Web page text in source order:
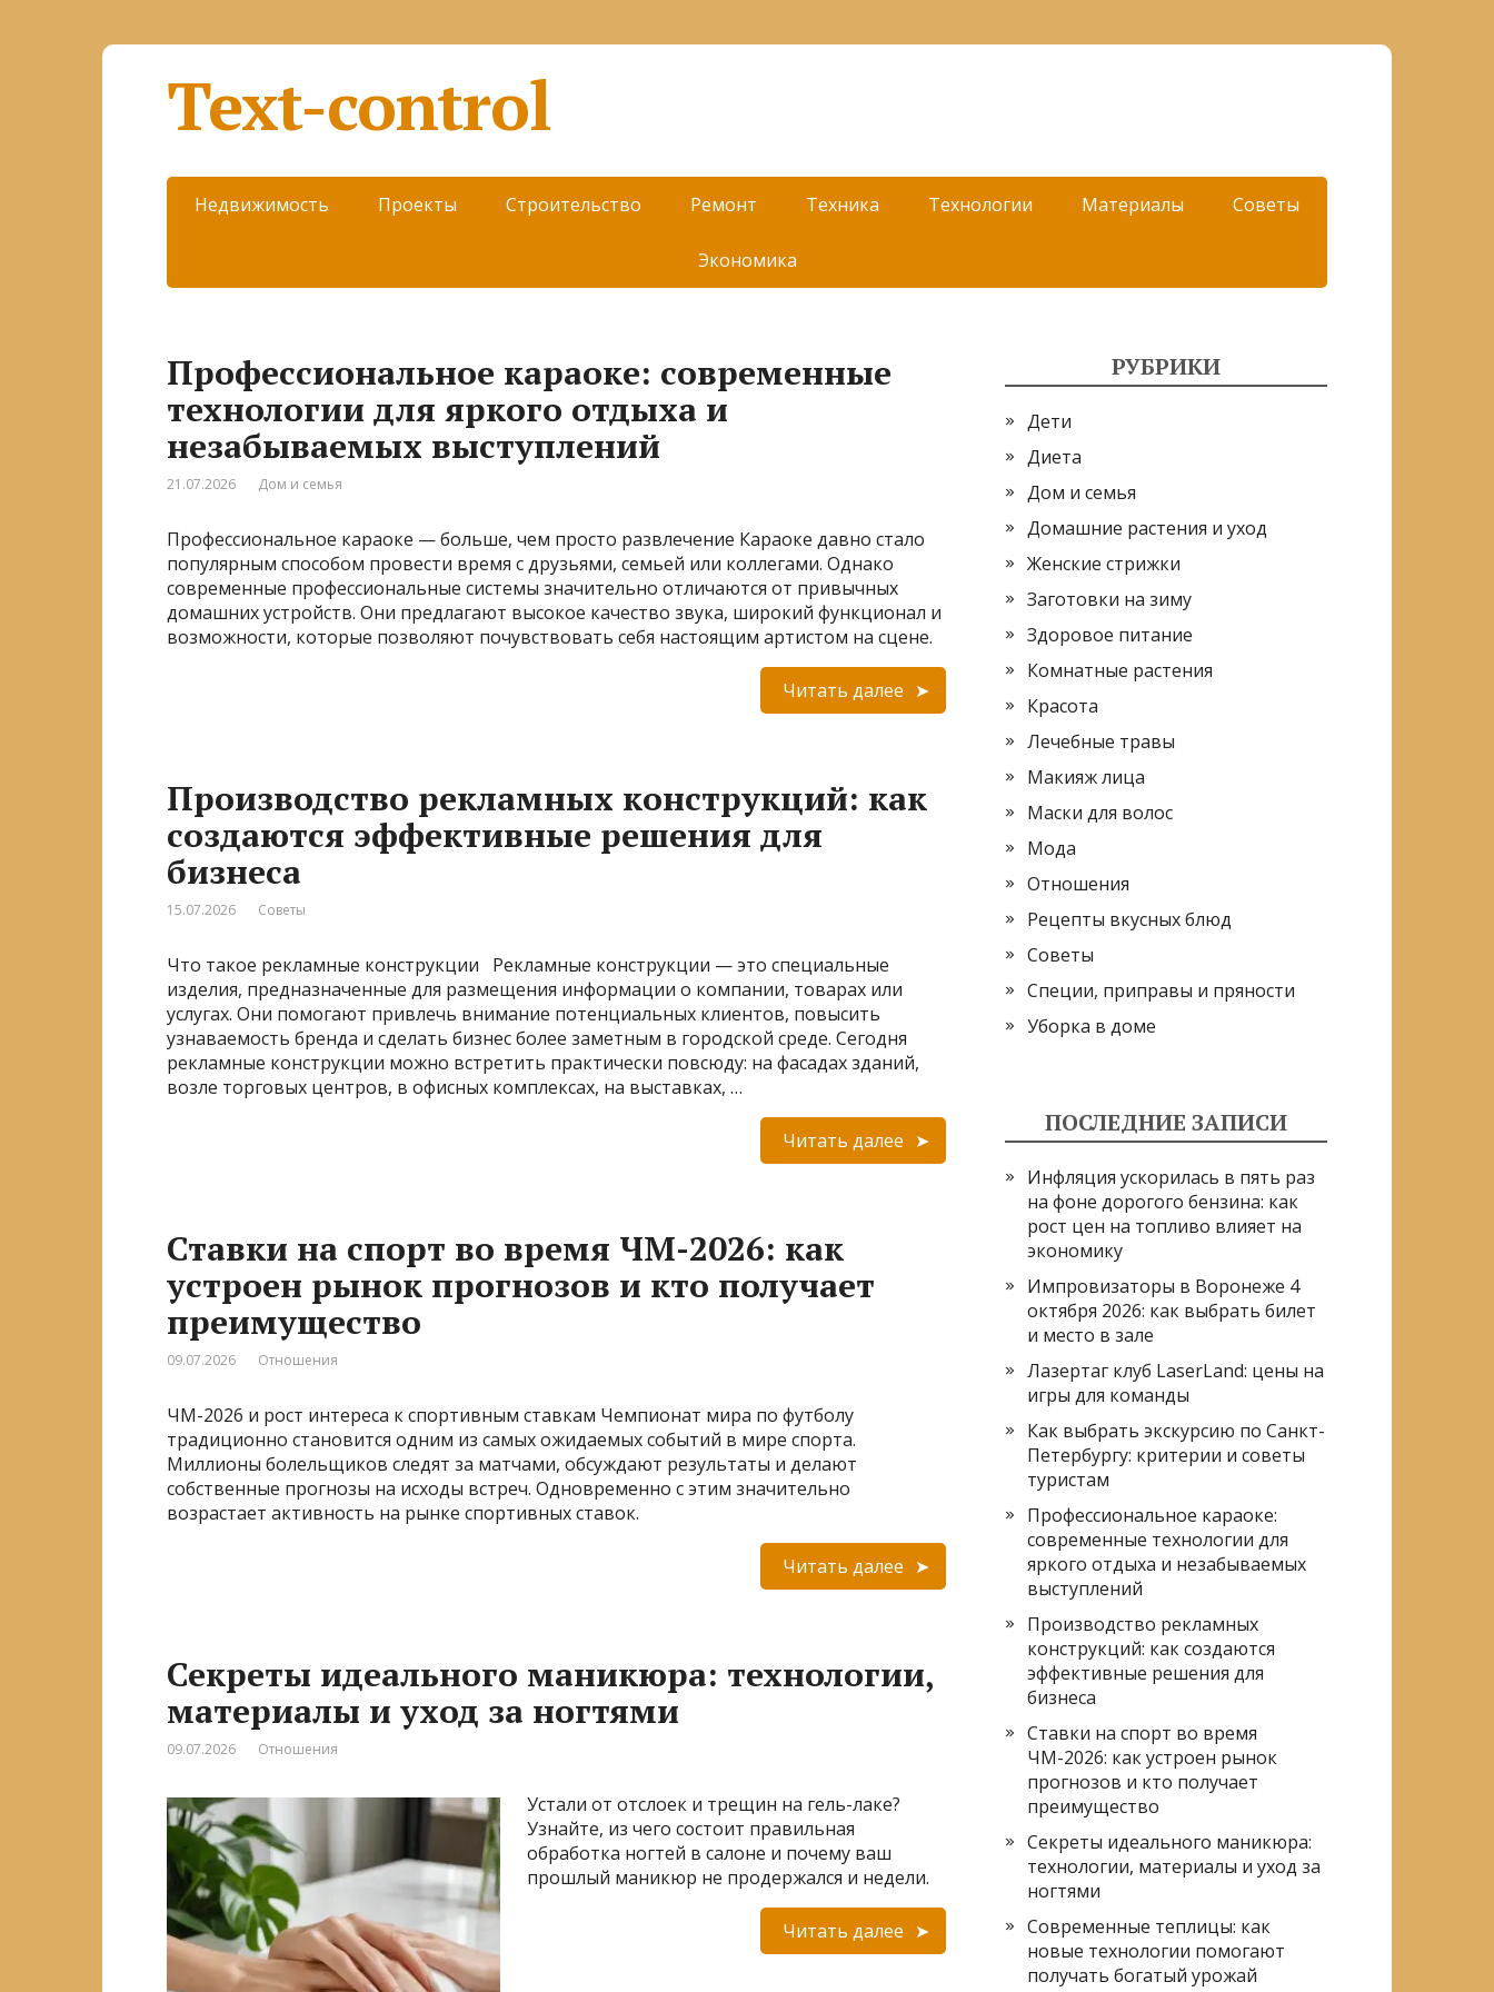
Text-control
Недвижимость Проекты Строительство Ремонт Техника Технологии Материалы Советы
Экономика
Профессиональное караоке: современные
технологии для яркого отдыха и
незабываемых выступлений
21.07.2026 Дом и семья
Профессиональное караоке — больше, чем просто развлечение Караоке давно стало
популярным способом провести время с друзьями, семьей или коллегами. Однако
современные профессиональные системы значительно отличаются от привычных
домашних устройств. Они предлагают высокое качество звука, широкий функционал и
возможности, которые позволяют почувствовать себя настоящим артистом на сцене.
Читать далее
Производство рекламных конструкций: как
создаются эффективные решения для
бизнеса
15.07.2026 Советы
Что такое рекламные конструкции Рекламные конструкции — это специальные
изделия, предназначенные для размещения информации о компании, товарах или
услугах. Они помогают привлечь внимание потенциальных клиентов, повысить
узнаваемость бренда и сделать бизнес более заметным в городской среде. Сегодня
рекламные конструкции можно встретить практически повсюду: на фасадах зданий,
возле торговых центров, в офисных комплексах, на выставках, …
Читать далее
Ставки на спорт во время ЧМ-2026: как
устроен рынок прогнозов и кто получает
преимущество
09.07.2026 Отношения
ЧМ-2026 и рост интереса к спортивным ставкам Чемпионат мира по футболу
традиционно становится одним из самых ожидаемых событий в мире спорта.
Миллионы болельщиков следят за матчами, обсуждают результаты и делают
собственные прогнозы на исходы встреч. Одновременно с этим значительно
возрастает активность на рынке спортивных ставок.
Читать далее
Секреты идеального маникюра: технологии,
материалы и уход за ногтями
09.07.2026 Отношения
Устали от отслоек и трещин на гель-лаке?
Узнайте, из чего состоит правильная
обработка ногтей в салоне и почему ваш
прошлый маникюр не продержался и недели.
Читать далее
РУБРИКИ
Дети
Диета
Дом и семья
Домашние растения и уход
Женские стрижки
Заготовки на зиму
Здоровое питание
Комнатные растения
Красота
Лечебные травы
Макияж лица
Маски для волос
Мода
Отношения
Рецепты вкусных блюд
Советы
Специи, приправы и пряности
Уборка в доме
ПОСЛЕДНИЕ ЗАПИСИ
Инфляция ускорилась в пять раз
на фоне дорогого бензина: как
рост цен на топливо влияет на
экономику
Импровизаторы в Воронеже 4
октября 2026: как выбрать билет
и место в зале
Лазертаг клуб LaserLand: цены на
игры для команды
Как выбрать экскурсию по Санкт-
Петербургу: критерии и советы
туристам
Профессиональное караоке:
современные технологии для
яркого отдыха и незабываемых
выступлений
Производство рекламных
конструкций: как создаются
эффективные решения для
бизнеса
Ставки на спорт во время
ЧМ-2026: как устроен рынок
прогнозов и кто получает
преимущество
Секреты идеального маникюра:
технологии, материалы и уход за
ногтями
Современные теплицы: как
новые технологии помогают
получать богатый урожай